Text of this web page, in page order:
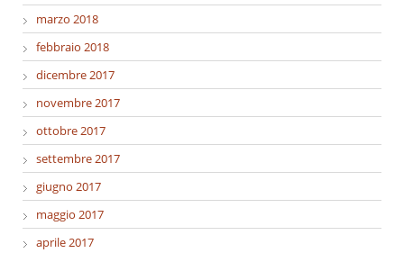
marzo 2018
febbraio 2018
dicembre 2017
novembre 2017
ottobre 2017
settembre 2017
giugno 2017
maggio 2017
aprile 2017